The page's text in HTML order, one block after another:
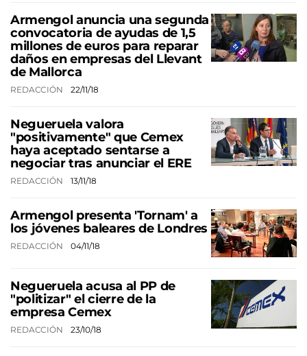
Armengol anuncia una segunda
convocatoria de ayudas de 1,5
millones de euros para reparar
daños en empresas del Llevant
de Mallorca
REDACCIÓN 22/11/18
Negueruela valora
"positivamente" que Cemex
haya aceptado sentarse a
negociar tras anunciar el ERE
REDACCIÓN 13/11/18
Armengol presenta 'Tornam' a
los jóvenes baleares de Londres
REDACCIÓN 04/11/18
Negueruela acusa al PP de
"politizar" el cierre de la
empresa Cemex
REDACCIÓN 23/10/18